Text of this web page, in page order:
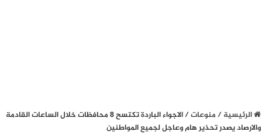
الرئيسية / منوعات /
الاجواء الباردة تكتسح 8 محافظات خلال الساعات القادمة
والارصاد يصدر تحذير هام وعاجل لجميع المواطنين